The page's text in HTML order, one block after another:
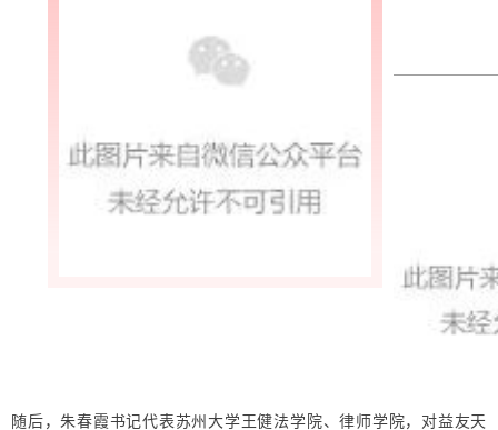
随后，朱春霞书记代表苏州大学王健法学院、律师学院，对益友天